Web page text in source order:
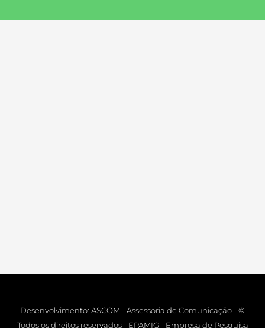
Desenvolvimento: ASCOM - Assessoria de Comunicação - ©
Todos os direitos reservados - EPAMIG - Empresa de Pesquisa